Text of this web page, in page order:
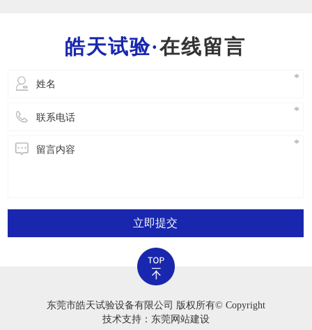
立即开展安全事故解决。2.严禁应用老化试验箱
在线留言
立即提交
东莞市皓天试验设备有限公司 版权所有© Copyright
技术支持：东莞网站建设